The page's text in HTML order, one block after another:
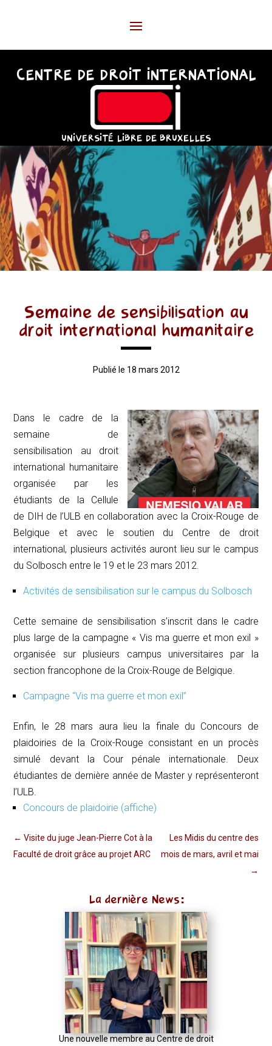
CENTRE DE DROIT INTERNATIONAL
UNIVERSITÉ LIBRE DE BRUXELLES
Semaine de sensibilisation au
droit international humanitaire
Publié le 18 mars 2012
Dans le cadre de la
semaine de
sensibilisation au droit
international humanitaire
organisée par les
étudiants de la Cellule
de DIH de l’ULB en collaboration avec la Croix-Rouge de
Belgique et avec le soutien du Centre de droit
international, plusieurs activités auront lieu sur le campus
du Solbosch entre le 19 et le 23 mars 2012.
Activités de sensibilisation sur le campus du Solbosch
Cette semaine de sensibilisation s’inscrit dans le cadre
plus large de la campagne « Vis ma guerre et mon exil »
organisée sur plusieurs campus universitaires par la
section francophone de la Croix-Rouge de Belgique.
Campagne “Vis ma guerre et mon exil”
Enfin, le 28 mars aura lieu la finale du Concours de
plaidoiries de la Croix-Rouge consistant en un procès
simulé devant la Cour pénale internationale. Deux
étudiantes de dernière année de Master y représenteront
l’ULB.
Concours de plaidoirie (affiche)
←Visite du juge Jean-Pierre Cot à la
Faculté de droit grâce au projet ARC
Les Midis du centre des
mois de mars, avril et mai
→
La dernière News:
Une nouvelle membre au Centre de droit